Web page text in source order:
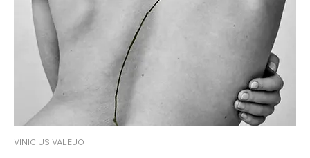
VINICIUS VALEJO